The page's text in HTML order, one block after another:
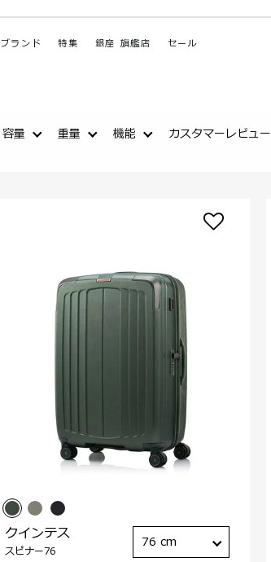
ブランド 特集 銀座 旗艦店 セール
容量 重量 機能 カスタマーレビュー
クインテス
スピナー76
76 cm